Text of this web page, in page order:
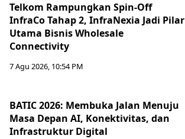
Telkom Rampungkan Spin-Off
InfraCo Tahap 2, InfraNexia Jadi Pilar
Utama Bisnis Wholesale
Connectivity
7 Agu 2026, 10:54 PM
BATIC 2026: Membuka Jalan Menuju
Masa Depan AI, Konektivitas, dan
Infrastruktur Digital